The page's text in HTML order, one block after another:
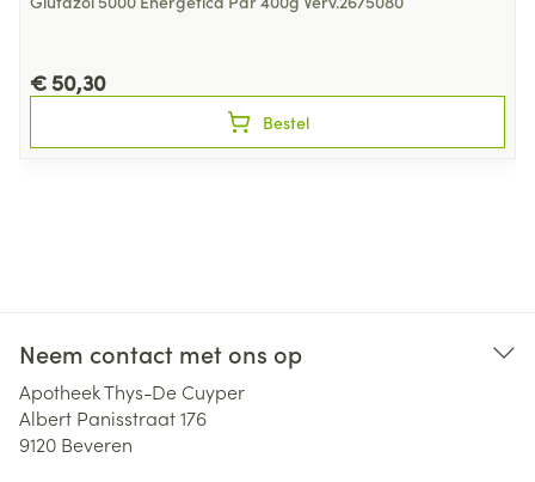
€ 50,30
Bestel
Neem contact met ons op
Apotheek Thys-De Cuyper
Albert Panisstraat 176
9120 Beveren